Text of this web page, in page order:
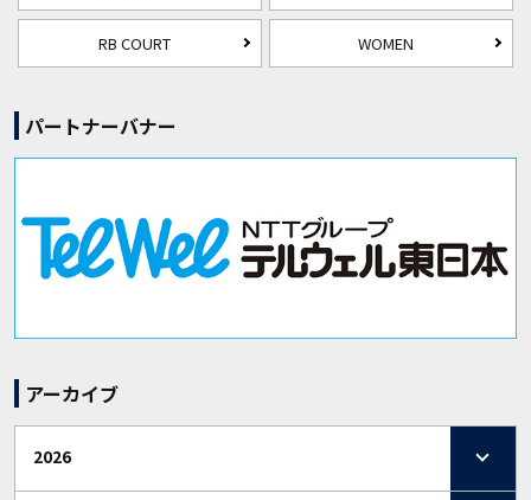
RB COURT WOMEN
パートナーバナー
アーカイブ
2026